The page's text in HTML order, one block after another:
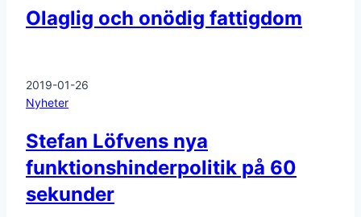
Olaglig och onödig fattigdom
2019-01-26
Nyheter
Stefan Löfvens nya
funktionshinderpolitik på 60
sekunder